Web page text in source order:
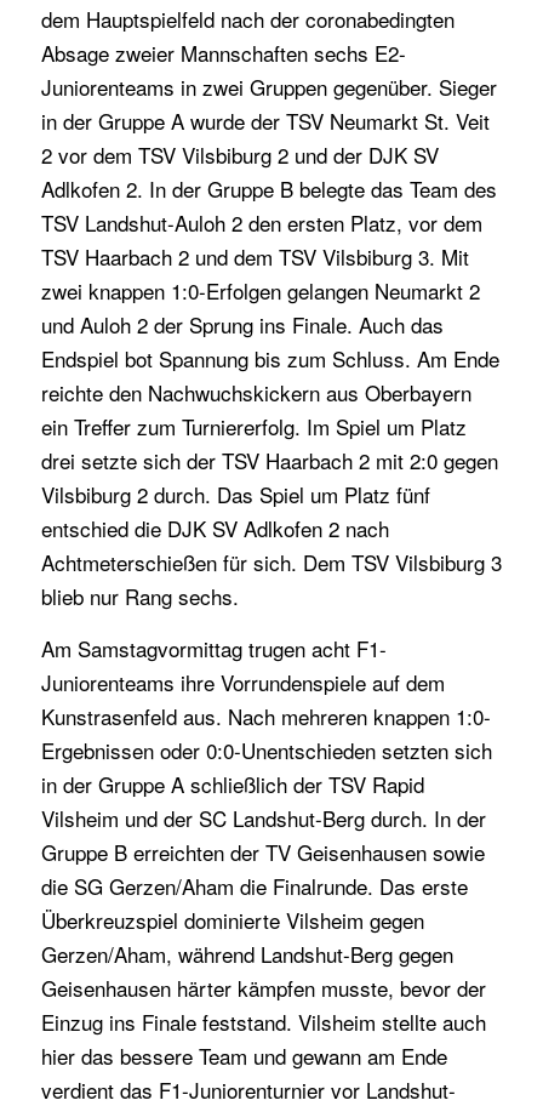
dem Hauptspielfeld nach der coronabedingten
Absage zweier Mannschaften sechs E2-
Juniorenteams in zwei Gruppen gegenüber. Sieger
in der Gruppe A wurde der TSV Neumarkt St. Veit
2 vor dem TSV Vilsbiburg 2 und der DJK SV
Adlkofen 2. In der Gruppe B belegte das Team des
TSV Landshut-Auloh 2 den ersten Platz, vor dem
TSV Haarbach 2 und dem TSV Vilsbiburg 3. Mit
zwei knappen 1:0-Erfolgen gelangen Neumarkt 2
und Auloh 2 der Sprung ins Finale. Auch das
Endspiel bot Spannung bis zum Schluss. Am Ende
reichte den Nachwuchskickern aus Oberbayern
ein Treffer zum Turniererfolg. Im Spiel um Platz
drei setzte sich der TSV Haarbach 2 mit 2:0 gegen
Vilsbiburg 2 durch. Das Spiel um Platz fünf
entschied die DJK SV Adlkofen 2 nach
Achtmeterschießen für sich. Dem TSV Vilsbiburg 3
blieb nur Rang sechs.
Am Samstagvormittag trugen acht F1-
Juniorenteams ihre Vorrundenspiele auf dem
Kunstrasenfeld aus. Nach mehreren knappen 1:0-
Ergebnissen oder 0:0-Unentschieden setzten sich
in der Gruppe A schließlich der TSV Rapid
Vilsheim und der SC Landshut-Berg durch. In der
Gruppe B erreichten der TV Geisenhausen sowie
die SG Gerzen/Aham die Finalrunde. Das erste
Überkreuzspiel dominierte Vilsheim gegen
Gerzen/Aham, während Landshut-Berg gegen
Geisenhausen härter kämpfen musste, bevor der
Einzug ins Finale feststand. Vilsheim stellte auch
hier das bessere Team und gewann am Ende
verdient das F1-Juniorenturnier vor Landshut-